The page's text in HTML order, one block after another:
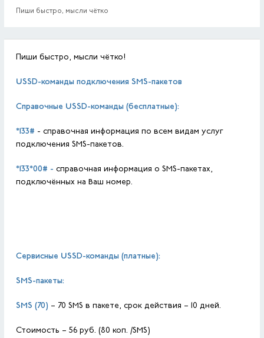
Пиши быстро, мысли чётко
Пиши быстро, мысли чётко!
USSD-команды подключения SMS-пакетов
Справочные USSD-команды (бесплатные):
*133# - справочная информация по всем видам услуг
подключения SMS-пакетов.
*133*00# - справочная информация о SMS-пакетах,
подключённых на Ваш номер.
Сервисные USSD-команды (платные):
SMS-пакеты:
SMS (70) – 70 SMS в пакете, срок действия – 10 дней.
Стоимость – 56 руб. (80 коп. /SMS)